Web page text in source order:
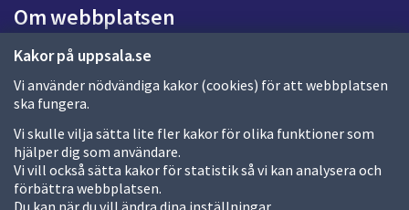
Kakor på uppsala.se
Vi använder nödvändiga kakor (cookies) för att webbplatsen
ska fungera.
Vi skulle vilja sätta lite fler kakor för olika funktioner som
hjälper dig som användare.
Vi vill också sätta kakor för statistik så vi kan analysera och
förbättra webbplatsen.
Du kan när du vill ändra dina inställningar.
d
a
Om webbplatsen
Om webbplatsen
Allmänna handlingar och diarium
Behandling av personuppgifter
Kakor
Språk (other languages)